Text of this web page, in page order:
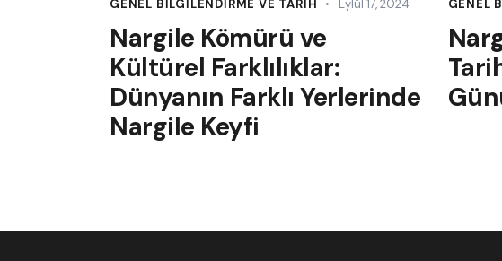
GENEL BILGILENDIRME VE TARIH Eylül 17, 2024
Nargile Kömürü ve
Kültürel Farklılıklar:
Dünyanın Farklı Yerlerinde
Nargile Keyfi
GENEL